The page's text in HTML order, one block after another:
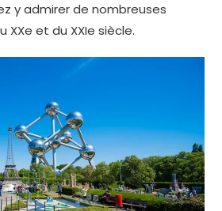
y admirer de nombreuses
et du XXIe siècle.